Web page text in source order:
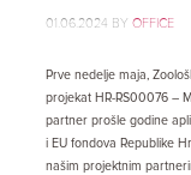
01.06.2024 BY OFFICE
Prve nedelje maja,
projekat HR-RS00076 –
partner prošle godine
i EU fondova Republike
našim projektnim